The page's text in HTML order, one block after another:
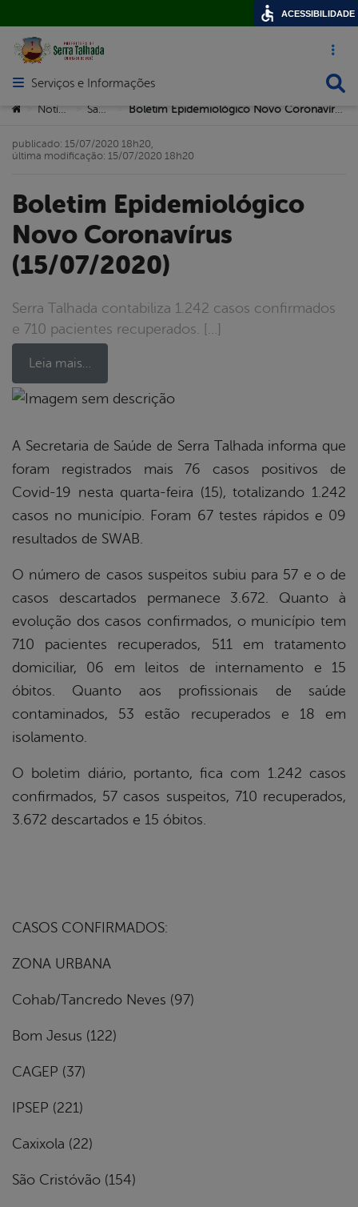
Acesso
Abrir menu principal de navegação
Serviços e Informações
Você está aqui:
> Notícias > >
Boletim Epidemiológico
Novo Coronavírus
(15/07/2020)
Serra Talhada contabiliza 1.242 casos confirmados
e 710 pacientes recuperados. […]
Leia mais…
publicado: 15/07/2020 18h20,
última modificação: 15/07/2020 18h20
A Secretaria de Saúde de Serra Talhada informa que
foram registrados mais 76 casos positivos de
Covid-19 nesta quarta-feira (15), totalizando 1.242
casos no município. Foram 67 testes rápidos e 09
resultados de SWAB.
O número de casos suspeitos subiu para 57 e o de
casos descartados permanece 3.672. Quanto à
evolução dos casos confirmados, o município tem
710 pacientes recuperados, 511 em tratamento
domiciliar, 06 em leitos de internamento e 15
óbitos. Quanto aos profissionais de saúde
contaminados, 53 estão recuperados e 18 em
isolamento.
O boletim diário, portanto, fica com 1.242 casos
confirmados, 57 casos suspeitos, 710 recuperados,
3.672 descartados e 15 óbitos.
CASOS CONFIRMADOS:
ZONA URBANA
Cohab/Tancredo Neves (97)
Bom Jesus (122)
CAGEP (37)
IPSEP (221)
Caxixola (22)
São Cristóvão (154)
ACESSIBILIDADE